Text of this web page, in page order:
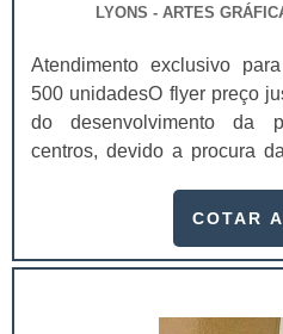
LYONS - ARTES
Atendimento exclusivo
500 unidadesO flyer preço
do desenvolvimento da
centros, devido a procura
certo modo, o flyer é
imprensa.
COTAR